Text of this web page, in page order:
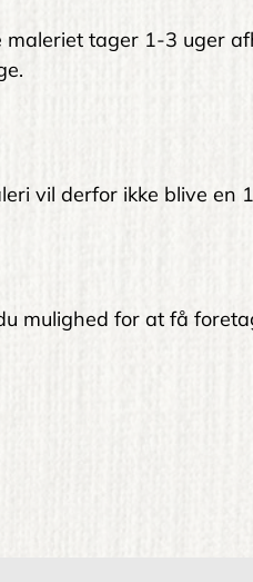
maleriet tager 1-3 uger
vil derfor ikke blive en
mulighed for at få